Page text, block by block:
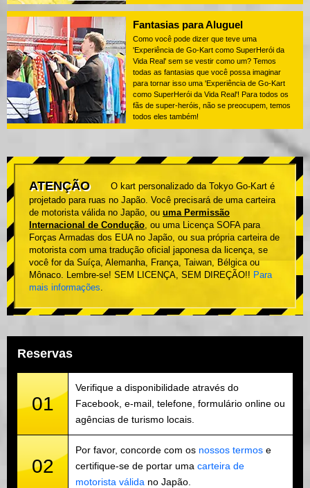
Fantasias para Aluguel
Como você pode dizer que teve uma
'Experiência de Go-Kart como SuperHerói da
Vida Real' sem se vestir como um? Temos
todas as fantasias que você possa imaginar
para tornar isso uma 'Experiência de Go-Kart
como SuperHerói da Vida Real'! Para todos os
fãs de super-heróis, não se preocupem, temos
todos eles também!
ATENÇÃO
O kart personalizado da Tokyo Go-Kart é
projetado para ruas no Japão. Você precisará de uma carteira
de motorista válida no Japão, ou uma Permissão
Internacional de Condução , ou uma Licença SOFA para
Forças Armadas dos EUA no Japão, ou sua própria carteira de
motorista com uma tradução oficial japonesa da licença, se
você for da Suíça, Alemanha, França, Taiwan, Bélgica ou
Mônaco. Lembre-se! SEM LICENÇA, SEM DIREÇÃO!! Para
mais informações
Reservas
01
Verifique a disponibilidade através do
Facebook, e-mail, telefone, formulário online ou
agências de turismo locais.
02
Por favor, concorde com os nossos termos e
certifique-se de portar uma carteira de
motorista válida no Japão.